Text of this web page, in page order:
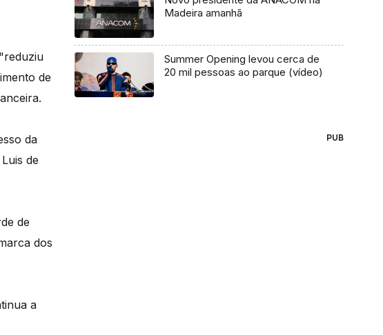
de
da
de
de
dos
a
Madeira amanhã
Summer Opening levou cerca de
20 mil pessoas ao parque (vídeo)
PUB